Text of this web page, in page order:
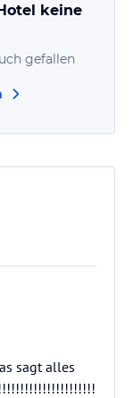
keine
gefallen
sagt alles